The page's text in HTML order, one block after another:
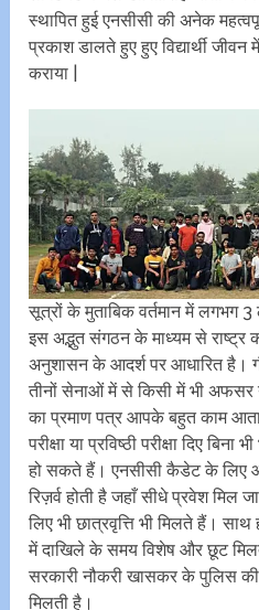
स्थापित हुई एनसीसी की अनेक
प्रकाश डालते हुए हुए विद्यार्थी
कराया |
सूत्रों के मुताबिक वर्तमान में
इस अद्भुत संगठन के माध्यम से राष्ट्र
अनुशासन के आदर्श पर आधारित है।
तीनों सेनाओं में से किसी में भी अफसर
का प्रमाण पत्र आपके बहुत काम
परीक्षा या प्रविष्ठी परीक्षा दिए
हो सकते हैं। एनसीसी कैडेट के लिए
रिज़र्व होती है जहाँ सीधे प्रवेश
लिए भी छात्रवृत्ति भी मिलते हैं।
में दाखिले के समय विशेष और छूट
सरकारी नौकरी खासकर के पुलिस की
मिलती है।